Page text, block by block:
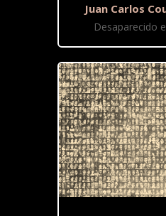
Juan Carlos
Desaparecido